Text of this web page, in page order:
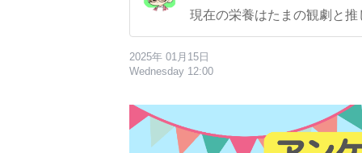
現在の栄養はたまの観劇と
2025年 01月15日
Wednesday 12:00